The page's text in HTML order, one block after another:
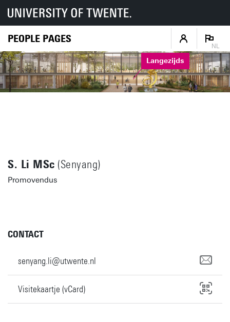
PEOPLE PAGES
NL
Langezijds
S. Li MSc (Senyang)
Promovendus
CONTACT
senyang.li@utwente.nl
Visitekaartje (vCard)